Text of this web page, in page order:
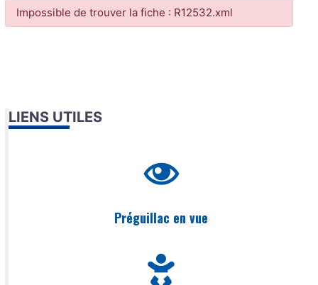
Impossible de trouver la fiche : R12532.xml
LIENS UTILES
Préguillac en vue